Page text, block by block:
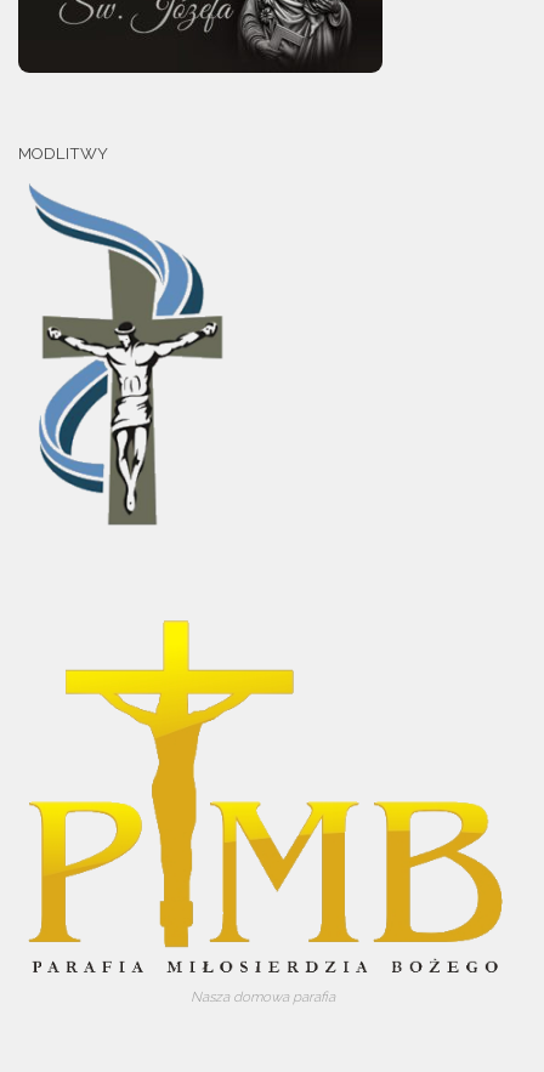
MODLITWY
Nasza domowa parafia